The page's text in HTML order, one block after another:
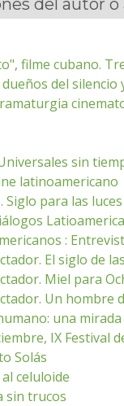
del autor
filme cubano.
del silencio
sin
latinoamericano
Siglo para las luces
:
El siglo de
Miel para
Un hombre
una
IX Festival
Solás
celuloide
sin trucos